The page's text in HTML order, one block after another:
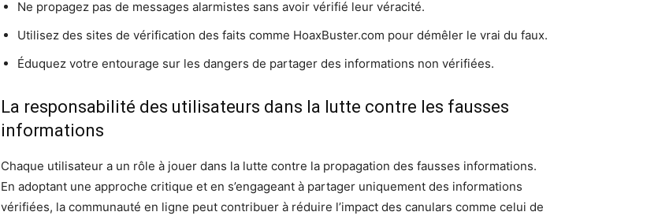
Ne propagez pas de messages alarmistes sans avoir vérifié leur véracité.
Utilisez des sites de vérification des faits comme HoaxBuster.com pour démêler le vrai du faux.
Éduquez votre entourage sur les dangers de partager des informations non vérifiées.
La responsabilité des utilisateurs dans la lutte contre les fausses
informations
Chaque utilisateur a un rôle à jouer dans la lutte contre la propagation des fausses informations.
En adoptant une approche critique et en s’engageant à partager uniquement des informations
vérifiées, la communauté en ligne peut contribuer à réduire l’impact des canulars comme celui de